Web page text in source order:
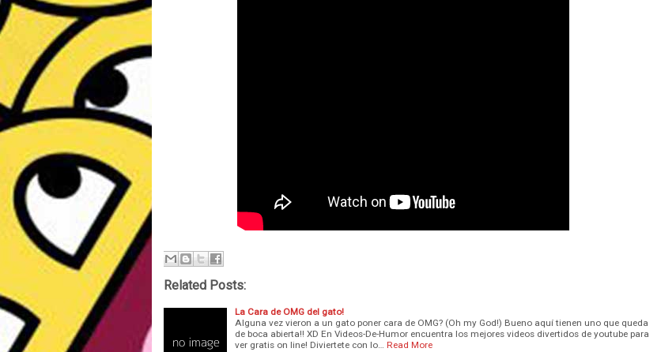
Related Posts:
La Cara de OMG del gato!
Alguna vez vieron a un gato poner cara de OMG? (Oh my God!) Bueno aquí tienen uno que queda
de boca abierta!! XD En Videos-De-Humor encuentra los mejores videos divertidos de youtube para
ver gratis on line! Diviertete con lo…
Read More